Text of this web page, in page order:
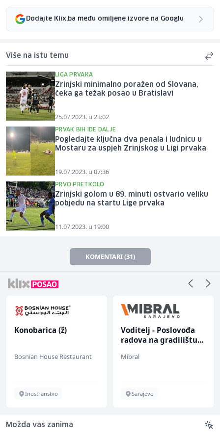
Dodajte Klix.ba među omiljene izvore na Googlu
Više na istu temu
LIGA PRVAKA
Zrinjski minimalno poražen od Slovana,
čeka ga težak posao u Bratislavi
25.07.2023. u 23:02
PRVAK BIH IDE DALJE
Pogledajte ključna dva penala i ludnicu u
Mostaru za uspjeh Zrinjskog u Ligi prvaka
19.07.2023. u 07:36
PRVO PRETKOLO
Zrinjski golom u 89. minuti ostvario veliku
pobjedu na startu Lige prvaka
11.07.2023. u 19:00
KOMENTARI (31)
Konobarica (ž)
Bosnian House Restaurant
Inostranstvo
Voditelj - Poslovođa
radova na gradilištu
Mibral
Sarajevo
Možda vas zanima